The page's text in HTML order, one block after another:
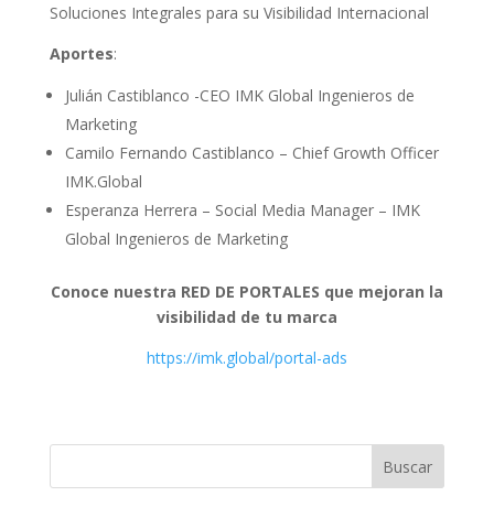
Soluciones Integrales para su Visibilidad Internacional
Aportes:
Julián Castiblanco -CEO IMK Global Ingenieros de
Marketing
Camilo Fernando Castiblanco – Chief Growth Officer
IMK.Global
Esperanza Herrera – Social Media Manager – IMK
Global Ingenieros de Marketing
Conoce nuestra RED DE PORTALES que mejoran la
visibilidad de tu marca
https://imk.global/portal-ads
Buscar